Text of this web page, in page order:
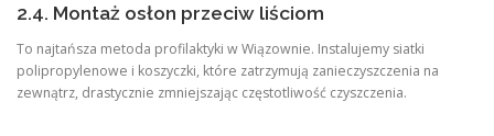
2.4. Montaż osłon przeciw liściom
To najtańsza metoda profilaktyki w Wiązownie. Instalujemy siatki
polipropylenowe i koszyczki, które zatrzymują zanieczyszczenia na
zewnątrz, drastycznie zmniejszając częstotliwość czyszczenia.